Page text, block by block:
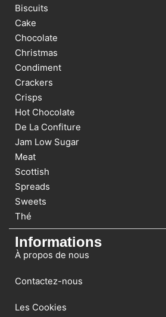
Biscuits
Cake
Chocolate
Christmas
Condiment
Crackers
Crisps
Hot Chocolate
De La Confiture
Jam Low Sugar
Meat
Scottish
Spreads
Sweets
Thé
Informations
À propos de nous
Contactez-nous
Les Cookies